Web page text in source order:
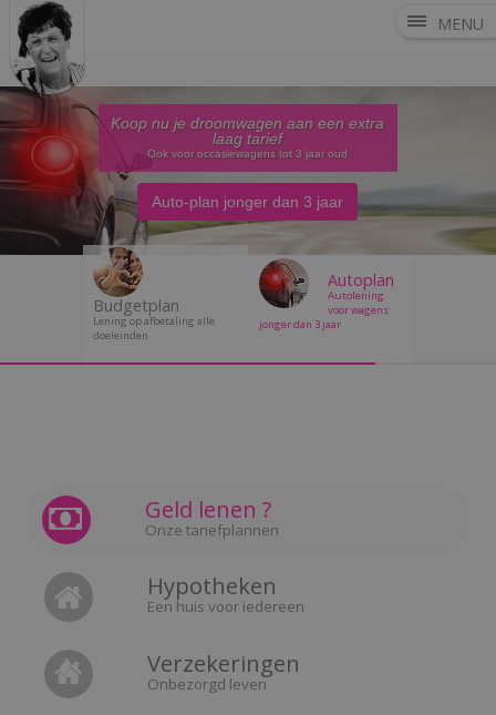
MENU
Koop nu je droomwagen aan een extra
laag tarief
Ook voor occasiewagens tot 3 jaar oud
Auto-plan jonger dan 3 jaar
Budgetplan
Lening op afbetaling alle
doeleinden
Autoplan
Autolening
voor wagens
jonger dan 3 jaar
Geld lenen ?
Onze tariefplannen
Hypotheken
Een huis voor iedereen
Verzekeringen
Onbezorgd leven